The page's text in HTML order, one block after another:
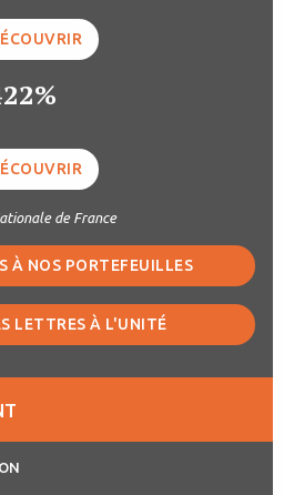
de France
À NOS PORTEFEUILLES
LETTRES À L'UNITÉ